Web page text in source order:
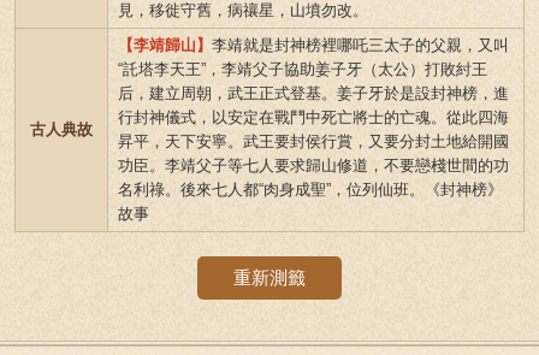
見，移徙守舊，病禳星，山墳勿改。
古人典故
【李靖歸山】 李靖就是封神榜裡哪吒三太子的父親，又叫
“託塔李天王”，李靖父子協助姜子牙（太公）打敗紂王
后，建立周朝，武王正式登基。姜子牙於是設封神榜，進
行封神儀式，以安定在戰鬥中死亡將士的亡魂。從此四海
昇平，天下安寧。武王要封侯行賞，又要分封土地給開國
功臣。李靖父子等七人要求歸山修道，不要戀棧世間的功
名利祿。後來七人都“肉身成聖”，位列仙班。《封神榜》
故事
重新測籤